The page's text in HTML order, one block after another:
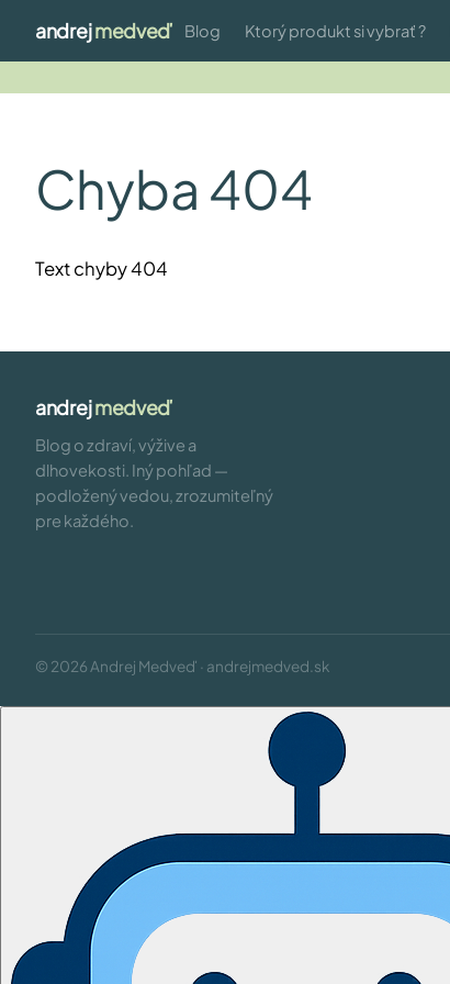
andrejmedveď Blog Ktorý produkt si vybrať ?
Chyba 404
Text chyby 404
andrejmedveď
Blog o zdraví, výžive a
dlhovekosti. Iný pohľad —
podložený vedou, zrozumiteľný
pre každého.
© 2026 Andrej Medveď · andrejmedved.sk